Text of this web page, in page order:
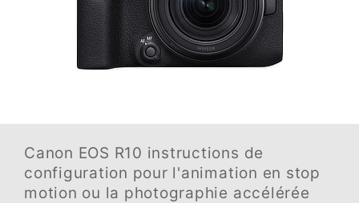
Canon EOS R10 instructions de
configuration pour l'animation en stop
motion ou la photographie accélérée